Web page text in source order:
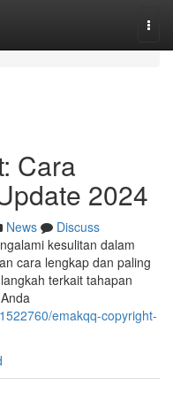
Cara
2024
News
Discuss
kesulitan dalam
cara lengkap dan paling
terkait tahapan
emakqq-copyright-